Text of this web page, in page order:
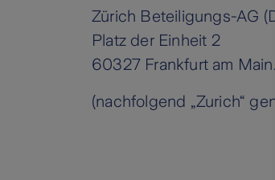
Zürich Beteiligungs-AG
Platz der Einheit 2
60327 Frankfurt am Main.
(nachfolgend „Zurich“